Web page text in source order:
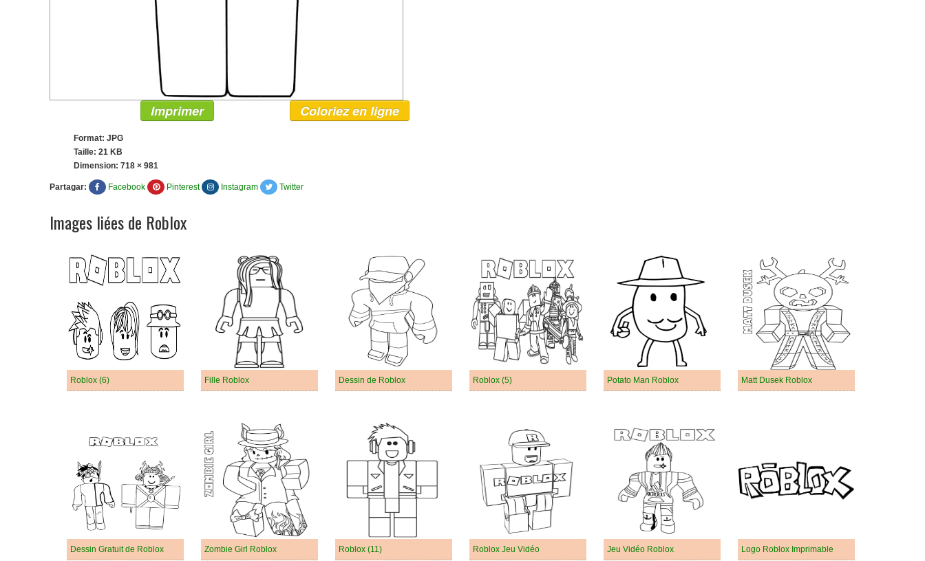
Imprimer Coloriez en ligne
Format: JPG
Taille: 21 KB
Dimension: 718 × 981
Partagar: Facebook Pinterest Instagram Twitter
Images liées de Roblox
Roblox (6) Fille Roblox Dessin de Roblox Roblox (5) Potato Man Roblox Matt Dusek Roblox
Dessin Gratuit de Roblox Zombie Girl Roblox Roblox (11) Roblox Jeu Vidéo Jeu Vidéo Roblox Logo Roblox Imprimable